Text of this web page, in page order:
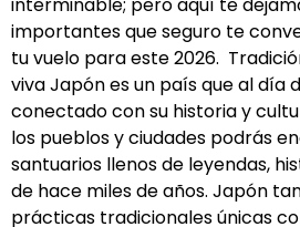
interminable; pero aquí te
importantes que seguro te
tu vuelo para este 2026.
viva Japón es un país que al día
conectado con su historia y
los pueblos y ciudades podrás
santuarios llenos de leyendas,
de hace miles de años. Japón
prácticas tradicionales únicas